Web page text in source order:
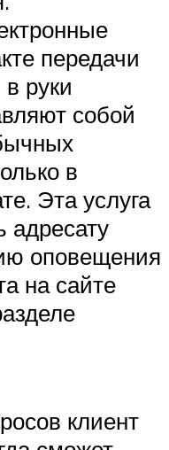
передачи
руки
собой
в
Эта услуга
адресату
оповещения
на сайте
клиент